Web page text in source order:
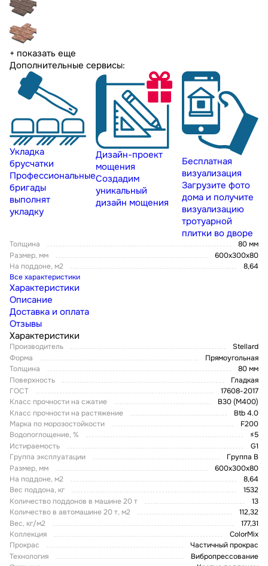
+ показать еще
Дополнительные сервисы:
Укладка
брусчатки
Профессиональные
бригады
выполнят
укладку
Дизайн-проект
мощения
Создадим
уникальный
дизайн мощения
Бесплатная
визуализация
Загрузите фото
дома и получите
визуализацию
тротуарной
плитки во дворе
Толщина
80 мм
Размер, мм
600х300х80
На поддоне, м2
8,64
Все характеристики
Характеристики
Описание
Доставка и оплата
Отзывы
Характеристики
Производитель
Stellard
Форма
Прямоугольная
Толщина
80 мм
Поверхность
Гладкая
ГОСТ
17608-2017
Класс прочности на сжатие
В30 (М400)
Класс прочности на растяжение
Btb 4.0
Марка по морозостойкости
F200
Водопоглощение, %
≤5
Истираемость
G1
Группа эксплуатации
Группа В
Размер, мм
600х300х80
На поддоне, м2
8,64
Вес поддона, кг
1532
Количество поддонов в машине 20 т
13
Количество в автомашине 20 т, м2
112,32
Вес, кг/м2
177,31
Коллекция
ColorMix
Прокрас
Частичный прокрас
Технология
Вибропрессование